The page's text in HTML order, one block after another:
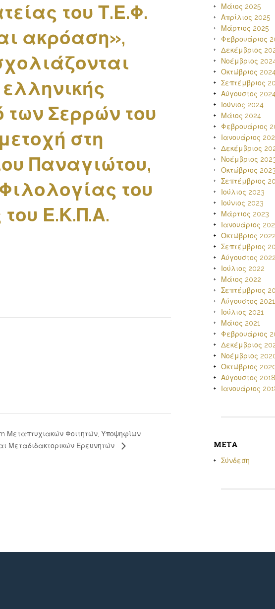
του Τ.Ε.Φ.
ακρόαση»,
των Σερρών του
στη
Παναγιώτου,
του
Ε.Κ.Π.Α.
Μεταπτυχιακών Φοιτητών, Υποψηφίων
Μεταδιδακτορικών Ερευνητών
Μάιος 2025
Απρίλιος 2025
Μάρτιος 2025
Φεβρουάριος
Δεκέμβριος
Νοέμβριος
Οκτώβριος
Σεπτέμβριος
Αύγουστος
Ιούνιος 2024
Μάιος 2024
Φεβρουάριος
Ιανουάριος
Δεκέμβριος
Νοέμβριος
Οκτώβριος 2023
Σεπτέμβριος
Ιούλιος 2023
Ιούνιος 2023
Μάρτιος 2023
Ιανουάριος
Οκτώβριος 2022
Σεπτέμβριος
Αύγουστος 2022
Ιούλιος 2022
Μάιος 2022
Σεπτέμβριος
Αύγουστος 2021
Ιούλιος 2021
Μάιος 2021
Φεβρουάριος
Δεκέμβριος
Νοέμβριος
Οκτώβριος
Αύγουστος 2018
Ιανουάριος
META
Σύνδεση